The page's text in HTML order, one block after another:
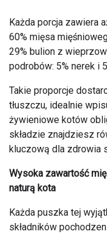
Każda porcja zawiera
60% mięsa
29% bulion z
podrobów: 5% nerek i
Takie proporcje
tłuszczu, idealnie
żywieniowe kotów
składzie znajdziesz
kluczową dla zdrowia
Wysoka zawartość
naturą kota
Każda puszka tej
składników